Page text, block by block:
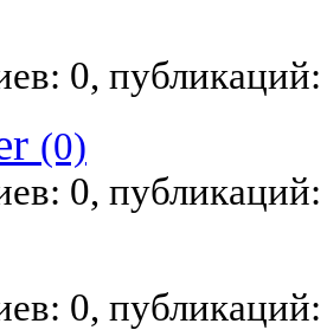
0,
(0)
0,
0,